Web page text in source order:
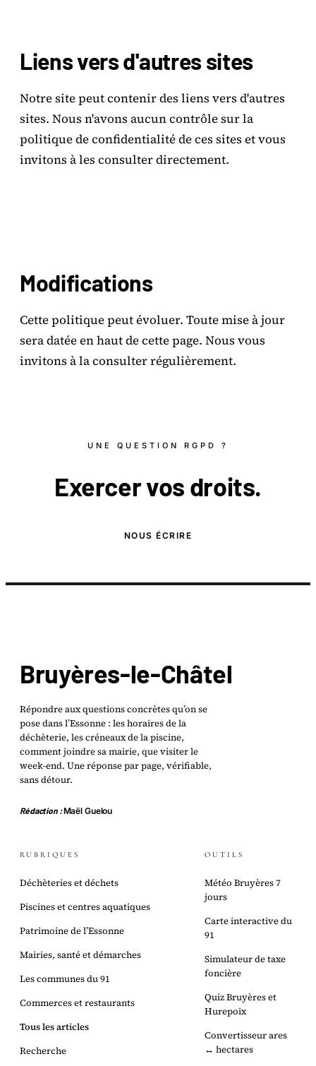
Liens vers d'autres sites
Notre site peut contenir des liens vers d'autres
sites. Nous n'avons aucun contrôle sur la
politique de confidentialité de ces sites et vous
invitons à les consulter directement.
Modifications
Cette politique peut évoluer. Toute mise à jour
sera datée en haut de cette page. Nous vous
invitons à la consulter régulièrement.
UNE QUESTION RGPD ?
Exercer vos droits.
NOUS ÉCRIRE
Bruyères-le-Châtel
Répondre aux questions concrètes qu’on se
pose dans l’Essonne : les horaires de la
déchèterie, les créneaux de la piscine,
comment joindre sa mairie, que visiter le
week-end. Une réponse par page, vérifiable,
sans détour.
Rédaction :Maël Guelou
RUBRIQUES
Déchèteries et déchets
Piscines et centres aquatiques
Patrimoine de l’Essonne
Mairies, santé et démarches
Les communes du 91
Commerces et restaurants
Tous les articles
Recherche
OUTILS
Météo Bruyères 7
jours
Carte interactive du
91
Simulateur de taxe
foncière
Quiz Bruyères et
Hurepoix
Convertisseur ares
↔ hectares